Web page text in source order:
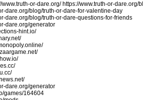
www.truth-or-dare.org/ https://www.truth-or-dare.org/
dare.org/blog/truth-or-dare-for-valentine-day
dare.org/blog/truth-or-dare-questions-for-friends
dare.org/generator
hint.io/
dare.org/generator
games/164604